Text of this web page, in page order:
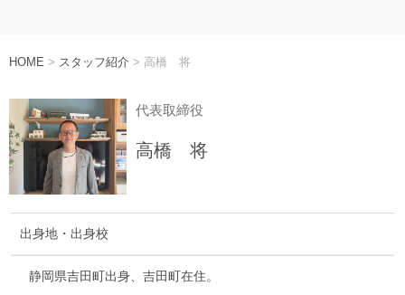
HOME > スタッフ紹介 > 高橋 将
代表取締役
高橋 将
出身地・ 出身校
静岡県吉田町出身、吉田町在住。